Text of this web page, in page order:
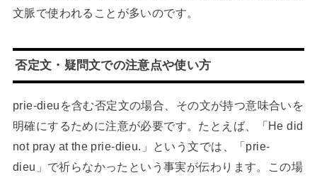
文脈で使われることが多いのです。
否定文・疑問文での注意点や使い方
prie-dieuを含む否定文の場合、その文が持つ意味合いを
明確にするために注意が必要です。たとえば、「He did
not pray at the prie-dieu.」という文では、「prie-
dieu」で祈らなかったという事実が伝わります。この場